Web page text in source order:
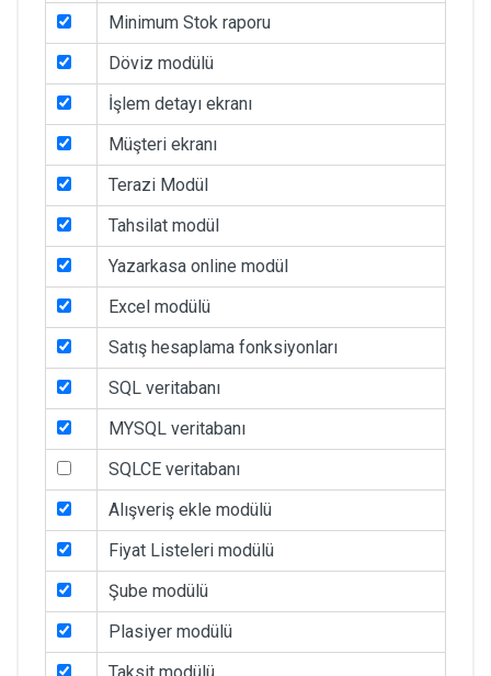
Minimum Stok raporu
Döviz modülü
İşlem detayı ekranı
Müşteri ekranı
Terazi Modül
Tahsilat modül
Yazarkasa online modül
Excel modülü
Satış hesaplama fonksiyonları
SQL veritabanı
MYSQL veritabanı
SQLCE veritabanı
Alışveriş ekle modülü
Fiyat Listeleri modülü
Şube modülü
Plasiyer modülü